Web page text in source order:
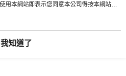
用本網站即表示您同意本公司得按本網站使
我知道了